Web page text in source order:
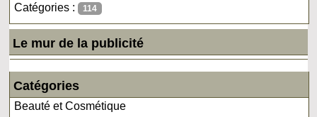
Catégories : 114
Le mur de la publicité
Catégories
Beauté et Cosmétique